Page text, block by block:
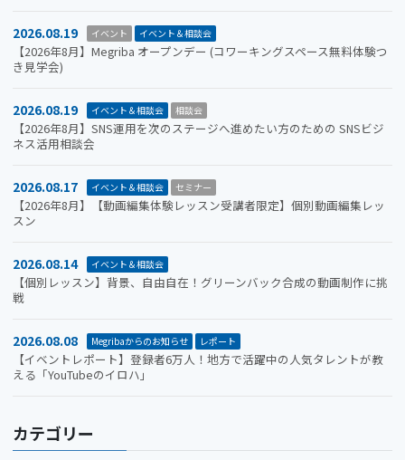
2026.08.19 イベント イベント＆相談会
【2026年8月】Megriba オープンデー (コワーキングスペース無料体験つ
き見学会)
2026.08.19 イベント＆相談会 相談会
【2026年8月】SNS運用を次のステージへ進めたい方のための SNSビジ
ネス活用相談会
2026.08.17 イベント＆相談会 セミナー
【2026年8月】【動画編集体験レッスン受講者限定】個別動画編集レッ
スン
2026.08.14 イベント＆相談会
【個別レッスン】背景、自由自在！グリーンバック合成の動画制作に挑
戦
2026.08.08 Megribaからのお知らせ レポート
【イベントレポート】登録者6万人！地方で活躍中の人気タレントが教
える「YouTubeのイロハ」
カテゴリー